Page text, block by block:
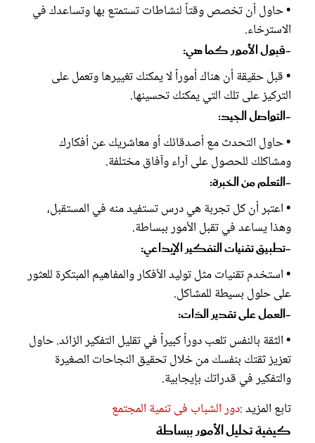
• حاول أن تخصص وقتاً لنشاطات تستمتع بها وتساعدك في
الاسترخاء.
-قبول الأمور كما هي:
• قبل حقيقة أن هناك أموراً لا يمكنك تغييرها وتعمل على
التركيز على تلك التي يمكنك تحسينها.
-التواصل الجيد:
• حاول التحدث مع أصدقائك أو معاشريك عن أفكارك
ومشاكلك للحصول على آراء وآفاق مختلفة.
-التعلم من الخبرة:
• اعتبر أن كل تجربة هي درس تستفيد منه في المستقبل،
وهذا يساعد في تقبل الأمور ببساطة.
-تطبيق تقنيات التفكير الإبداعي:
• استخدم تقنيات مثل توليد الأفكار والمفاهيم المبتكرة للعثور
على حلول بسيطة للمشاكل.
-العمل على تقدير الذات:
• الثقة بالنفس تلعب دوراً كبيراً في تقليل التفكير الزائد. حاول
تعزيز ثقتك بنفسك من خلال تحقيق النجاحات الصغيرة
والتفكير في قدراتك بإيجابية.
تابع المزيد:دور الشباب فى تنمية المجتمع
كيفية تحليل الأمور ببساطة